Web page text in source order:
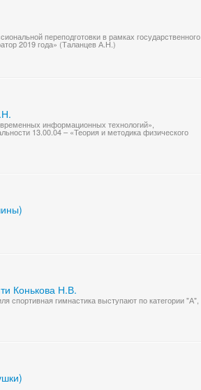
переподготовки в рамках государственного
2019 года» (Таланцев А.Н.)
информационных технологий»,
13.00.04 – «Теория и методика физического
Конькова Н.В.
спортивная гимнастика выступают по категории "А",